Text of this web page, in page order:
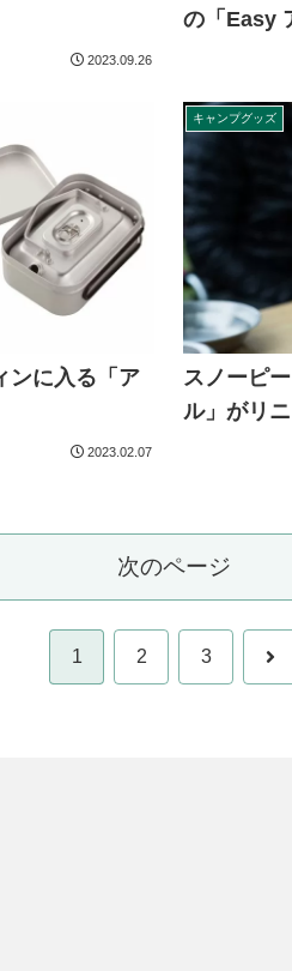
2023.09.26
の「Easy
ンに入る「ア
2023.02.07
キャンプグッズ
スノーピ
ル」がリ
次のページ
1 2 3 次